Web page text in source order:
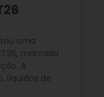
uma
marcada
A
líquidos de